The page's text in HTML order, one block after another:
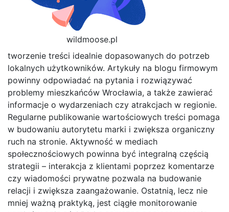
wildmoose.pl
tworzenie treści idealnie dopasowanych do potrzeb
lokalnych użytkowników. Artykuły na blogu firmowym
powinny odpowiadać na pytania i rozwiązywać
problemy mieszkańców Wrocławia, a także zawierać
informacje o wydarzeniach czy atrakcjach w regionie.
Regularne publikowanie wartościowych treści pomaga
w budowaniu autorytetu marki i zwiększa organiczny
ruch na stronie. Aktywność w mediach
społecznościowych powinna być integralną częścią
strategii – interakcja z klientami poprzez komentarze
czy wiadomości prywatne pozwala na budowanie
relacji i zwiększa zaangażowanie. Ostatnią, lecz nie
mniej ważną praktyką, jest ciągłe monitorowanie